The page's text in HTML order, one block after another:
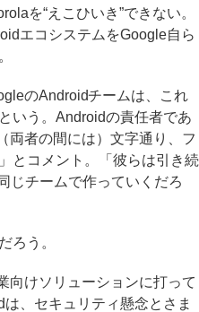
を“えこひいき”できない。
エコシステムをGoogle自ら
のAndroidチームは、これ
いう。Androidの責任者であ
両者の間には）文字通り、フ
とコメント。「彼らは引き続
じチームで作っていくだろ
ろう。
けソリューションに打って
、セキュリティ懸念とさま